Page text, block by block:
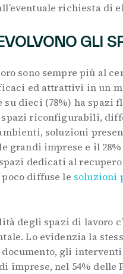
richiesta di
GLI
sono sempre più al
ed attrattivi in un
su dieci (78%) ha spazi
riconfigurabili,
soluzioni
grandi imprese e il
dedicati al
diffuse le soluzioni
degli spazi di lavoro
Lo evidenzia la
documento, gli
imprese, nel 54% delle